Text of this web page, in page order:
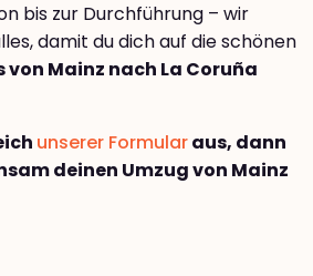
bis zur Durchführung – wir
damit du dich auf die schönen
von Mainz nach La Coruña
unserer Formularaus, dann
deinen Umzug von Mainz